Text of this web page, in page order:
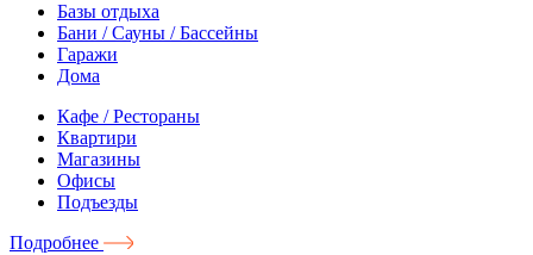
Базы отдыха
Бани / Сауны / Бассейны
Гаражи
Дома
Кафе / Рестораны
Квартири
Магазины
Офисы
Подъезды
Подробнее